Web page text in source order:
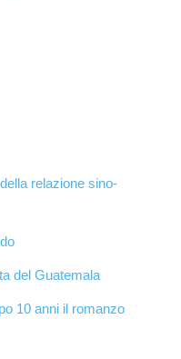
relazione sino-
del Guatemala
10 anni il romanzo